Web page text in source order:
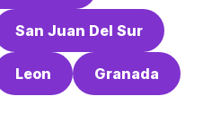
San Juan Del Sur
Leon Granada